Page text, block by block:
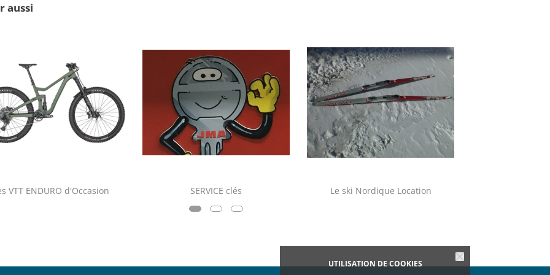
UTILISATION DE COOKIES
aussi
VTT ENDURO d'Occasion SERVICE clés Le ski Nordique Location